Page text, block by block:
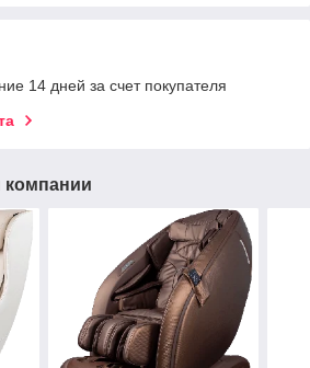
14 дней за счет покупателя